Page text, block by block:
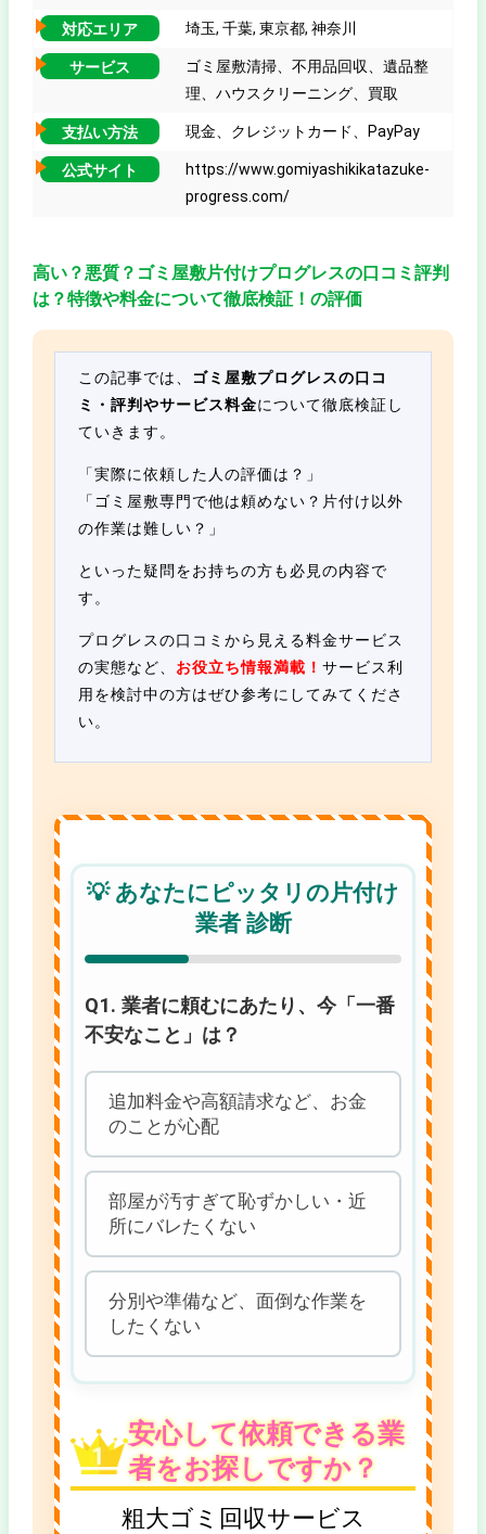
対応エリア 埼玉, 千葉, 東京都, 神奈川
サービス
ゴミ屋敷清掃、不用品回収、遺品整
理、ハウスクリーニング、買取
支払い方法 現金、クレジットカード、PayPay
公式サイト
https://www.gomiyashikikatazuke-
progress.com/
高い？悪質？ゴミ屋敷片付けプログレスの口コミ評判
は？特徴や料金について徹底検証！の評価
この記事では、
ゴミ屋敷プログレスの口コ
ミ・評判やサービス料金について徹底検証し
ていきます。
「実際に依頼した人の評価は？」
「ゴミ屋敷専門で他は頼めない？片付け以外
の作業は難しい？」
といった疑問をお持ちの方も必見の内容で
す。
プログレスの口コミから見える料金サービス
の実態など、 お役立ち情報満載！ サービス利
用を検討中の方はぜひ参考にしてみてくださ
い。
💡 あなたにピッタリの片付け
業者 診断
Q1. 業者に頼むにあたり、今「一番
不安なこと」は？
追加料金や高額請求など、お金
のことが心配
部屋が汚すぎて恥ずかしい・近
所にバレたくない
分別や準備など、面倒な作業を
したくない
安心して依頼できる業
者をお探しですか？
粗大ゴミ回収サービス